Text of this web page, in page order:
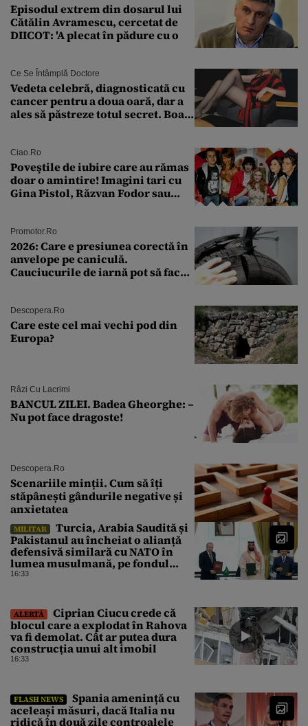
Episodul extrem din dosarul lui
Cătălin Avramescu, cercetat de
DIICOT: 'A plecat în pădure cu o
Ce Se Întâmplă Doctore
Vedeta celebră, diagnosticată cu
cancer pentru a doua oară, dar a
ales să păstreze totul secret. Boala
Ciao.ro
Poveştile de iubire care au rămas
doar o amintire! Imagini tari cu
Gina Pistol, Răzvan Fodor sau
Promotor.ro
2026: Care e presiunea corectă în
anvelope pe caniculă.
Cauciucurile de iarnă pot să facă
Descopera.ro
Care este cel mai vechi pod din
Europa?
Râzi Cu Lacrimi
BANCUL ZILEI. Badea Gheorghe: –
Nu pot face dragoste!
Descopera.ro
Scenariile minții. Cum să îți
stăpânești gândurile negative și
anxietatea
MILITAR
Turcia, Arabia Saudită și
Pakistanul au încheiat o alianță
defensivă similară cu NATO în
lumea musulmană, pe fondul
conflictelor din Orientul Mijlociu
16:33
ALERTĂ
Ciprian Ciucu crede că
blocul care a explodat în Rahova
va fi demolat. Cât ar putea dura
construcția unui alt imobil
16:33
FLASH NEWS
Spania amenință cu
aceleași măsuri, dacă Italia nu
ridică în două zile controalele